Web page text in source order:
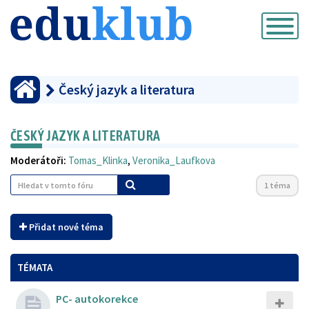
Přepnout
navigaci
Český jazyk a literatura
ČESKÝ JAZYK A LITERATURA
Moderátoři: Tomas_Klinka, Veronika_Laufkova
1 téma
Přidat nové téma
TÉMATA
PC- autokorekce